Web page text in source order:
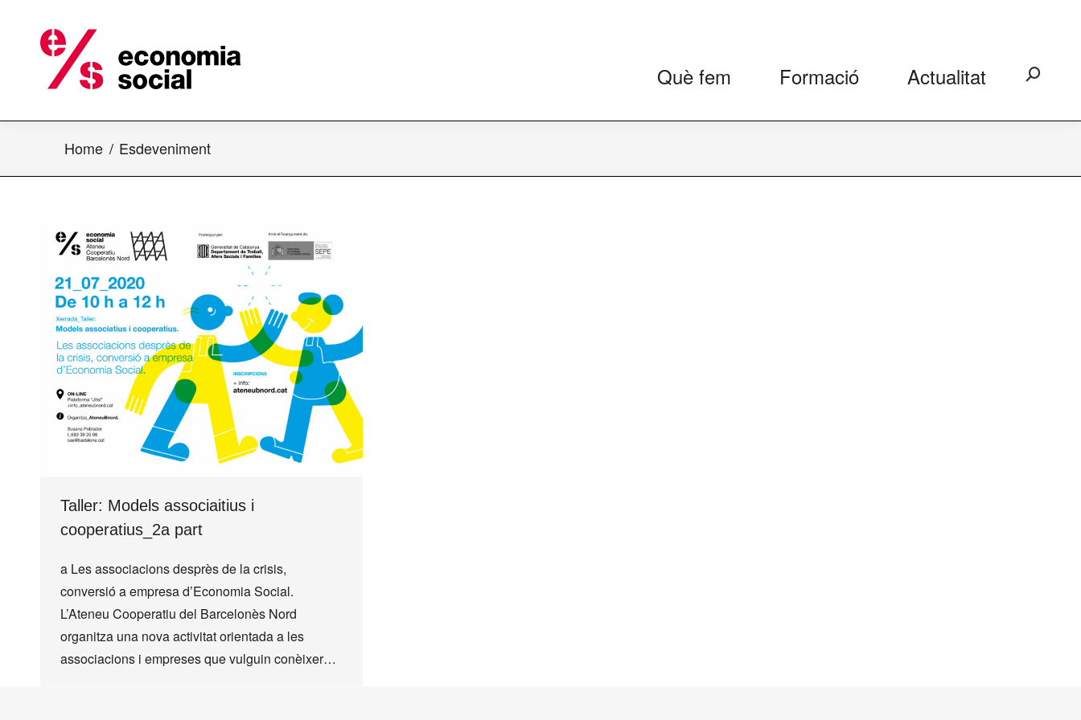
Què fem Formació Actualitat Search:
Home Esdeveniment
Taller: Models associaitius i
cooperatius_2a part
a Les associacions desprès de la crisis,
conversió a empresa d’Economia Social.
L’Ateneu Cooperatiu del Barcelonès Nord
organitza una nova activitat orientada a les
associacions i empreses que vulguin conèixer…